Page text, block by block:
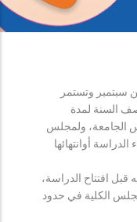
سبتمبر وتستمر
السنة لمدة
الجامعة، ولمجلس
أوانتهائها
قبل افتتاح الدراسة،
الكلية في حدود